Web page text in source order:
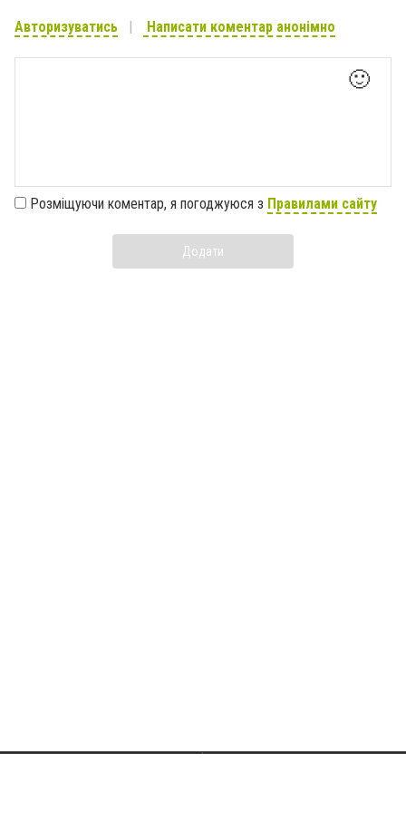
Авторизуватись Написати коментар анонімно
🙂
Розміщуючи коментар, я погоджуюся з Правилами сайту
Додати